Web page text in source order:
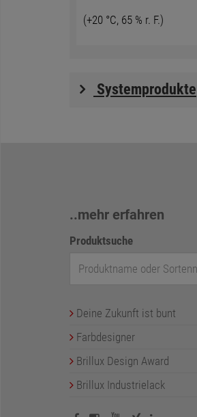
(+20 °C, 65 % r. F.)
Systemprodukte
..mehr erfahren
Produktsuche
Deine Zukunft ist bunt
Farbdesigner
Brillux Design Award
Brillux Industrielack